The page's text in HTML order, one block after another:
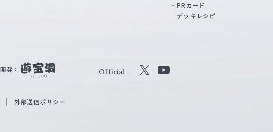
PRカード
デッキレシピ
開発： Official
外部送信ポリシー